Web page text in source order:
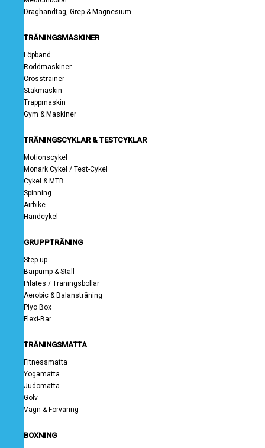
Draghandtag, Grep & Magnesium
TRÄNINGSMASKINER
Löpband
Roddmaskiner
Crosstrainer
Stakmaskin
Trappmaskin
Gym & Maskiner
TRÄNINGSCYKLAR & TESTCYKLAR
Motionscykel
Monark Cykel / Test-Cykel
Cykel & MTB
Spinning
Airbike
Handcykel
GRUPPTRÄNING
Step-up
Barpump & Ställ
Pilates / Träningsbollar
Aerobic & Balansträning
Plyo Box
Flexi-Bar
TRÄNINGSMATTA
Fitnessmatta
Yogamatta
Judomatta
Golv
Vagn & Förvaring
BOXNING